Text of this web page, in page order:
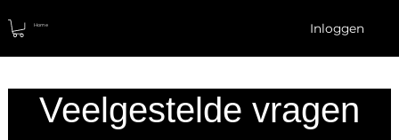
Home Inloggen
Veelgestelde vragen